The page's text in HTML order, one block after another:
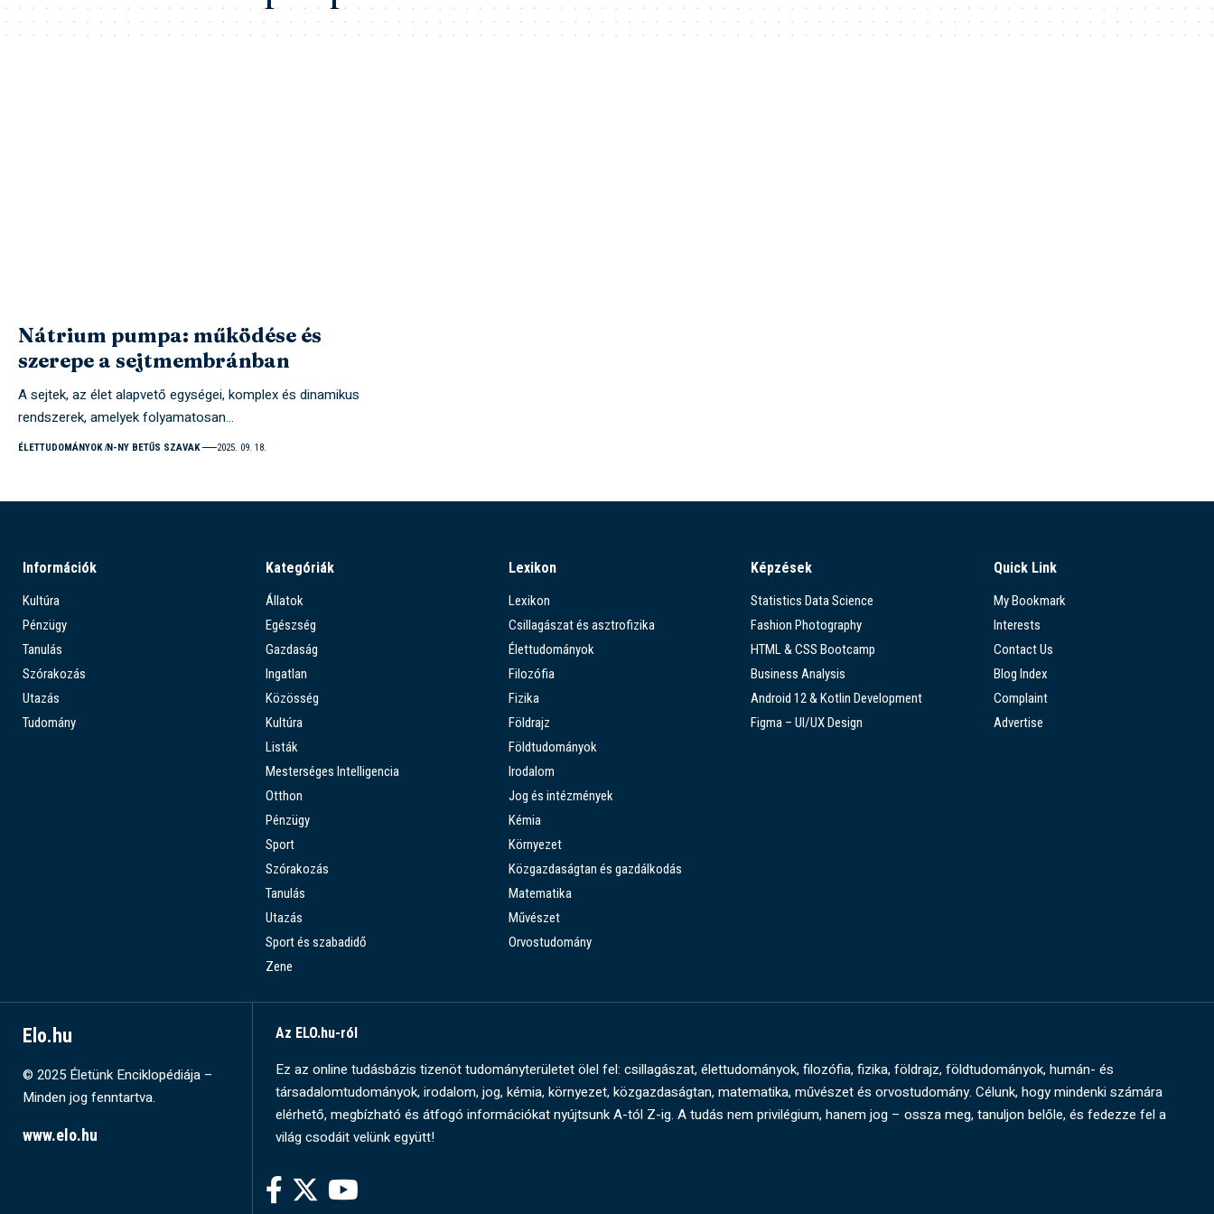
Nátrium pumpa: működése és
szerepe a sejtmembránban
A sejtek, az élet alapvető egységei, komplex és dinamikus
rendszerek, amelyek folyamatosan…
ÉLETTUDOMÁNYOK N-NY BETŰS SZAVAK 2025. 09. 18.
Információk
Kultúra
Pénzügy
Tanulás
Szórakozás
Utazás
Tudomány
Kategóriák
Állatok
Egészség
Gazdaság
Ingatlan
Közösség
Kultúra
Listák
Mesterséges Intelligencia
Otthon
Pénzügy
Sport
Szórakozás
Tanulás
Utazás
Sport és szabadidő
Zene
Lexikon
Lexikon
Csillagászat és asztrofizika
Élettudományok
Filozófia
Fizika
Földrajz
Földtudományok
Irodalom
Jog és intézmények
Kémia
Környezet
Közgazdaságtan és gazdálkodás
Matematika
Művészet
Orvostudomány
Képzések
Statistics Data Science
Fashion Photography
HTML & CSS Bootcamp
Business Analysis
Android 12 & Kotlin Development
Figma – UI/UX Design
Quick Link
My Bookmark
Interests
Contact Us
Blog Index
Complaint
Advertise
Elo.hu
© 2025 Életünk Enciklopédiája –
Minden jog fenntartva.
www.elo.hu
Az ELO.hu-ról
Ez az online tudásbázis tizenöt tudományterületet ölel fel: csillagászat, élettudományok, filozófia, fizika, földrajz, földtudományok, humán- és
társadalomtudományok, irodalom, jog, kémia, környezet, közgazdaságtan, matematika, művészet és orvostudomány. Célunk, hogy mindenki számára
elérhető, megbízható és átfogó információkat nyújtsunk A-tól Z-ig. A tudás nem privilégium, hanem jog – ossza meg, tanuljon belőle, és fedezze fel a
világ csodáit velünk együtt!